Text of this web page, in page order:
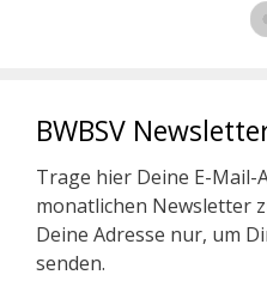
BWBSV
Trage hier Deine E-Mail-
monatlichen Newsletter
Deine Adresse nur, um
senden.